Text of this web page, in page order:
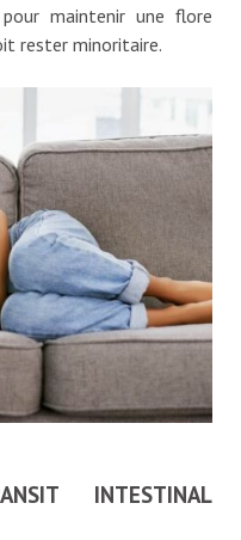
maintenir une flore
rester minoritaire.
INTESTINAL